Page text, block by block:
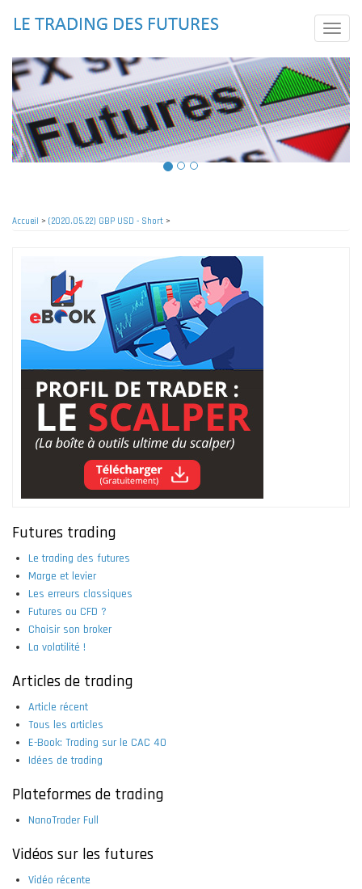
principal
Toggle
Accueil > (2020.05.22) GBP USD - Short >
Futures trading
Le trading des futures
Marge et levier
Les erreurs classiques
Futures ou CFD ?
Choisir son broker
La volatilité !
Articles de trading
Article récent
Tous les articles
E-Book: Trading sur le CAC 40
Idées de trading
Plateformes de trading
NanoTrader Full
Vidéos sur les futures
Vidéo récente